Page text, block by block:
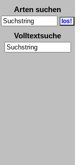
Arten suchen
Volltextsuche